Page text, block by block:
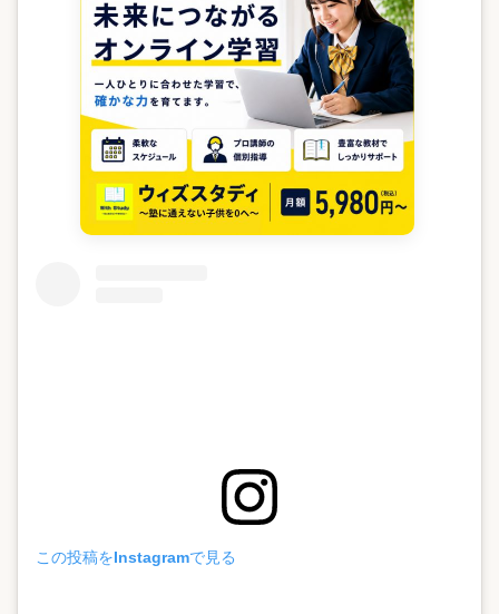
この投稿をInstagramで見る